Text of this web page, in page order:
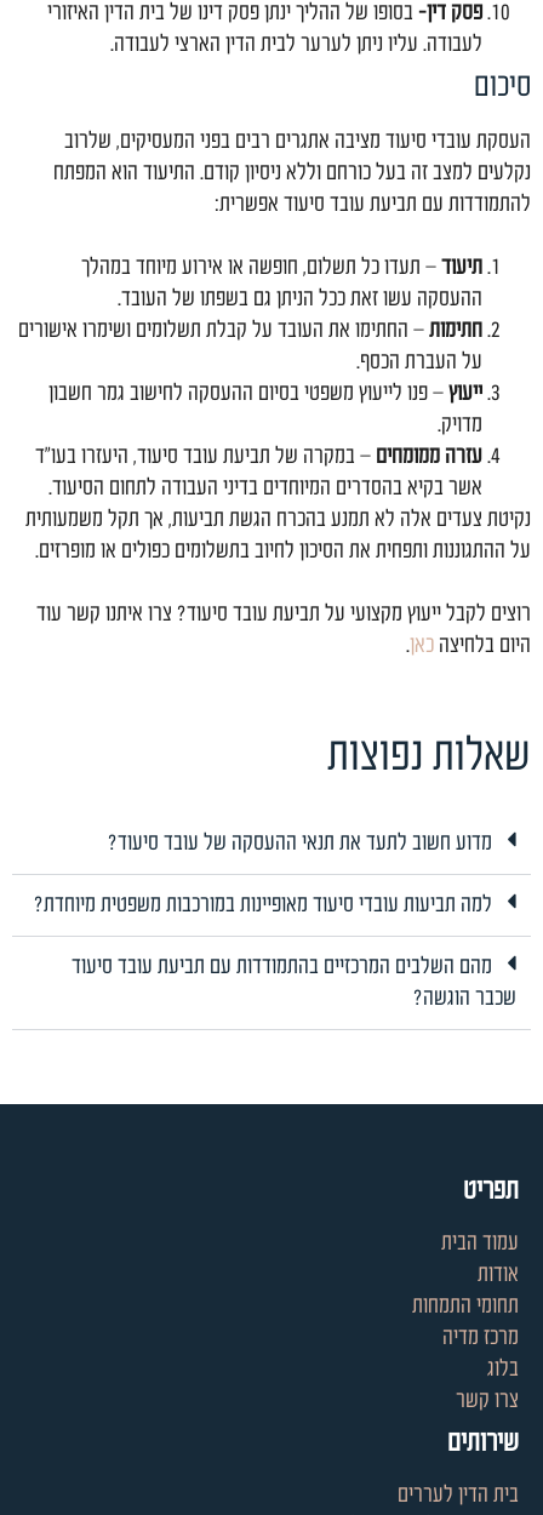
פסק דין- בסופו של ההליך ינתן פסק דינו של בית הדין האיזורי
לעבודה. עליו ניתן לערער לבית הדין הארצי לעבודה.
סיכום
העסקת עובדי סיעוד מציבה אתגרים רבים בפני המעסיקים, שלרוב
נקלעים למצב זה בעל כורחם וללא ניסיון קודם. התיעוד הוא המפתח
להתמודדות עם תביעת עובד סיעוד אפשרית:
תיעוד – תעדו כל תשלום, חופשה או אירוע מיוחד במהלך
ההעסקה עשו זאת ככל הניתן גם בשפתו של העובד.
חתימות – החתימו את העובד על קבלת תשלומים ושימרו אישורים
על העברת הכסף.
ייעוץ – פנו לייעוץ משפטי בסיום ההעסקה לחישוב גמר חשבון
מדויק.
עזרה ממומחים – במקרה של תביעת עובד סיעוד, היעזרו בעו"ד
אשר בקיא בהסדרים המיוחדים בדיני העבודה לתחום הסיעוד.
נקיטת צעדים אלה לא תמנע בהכרח הגשת תביעות, אך תקל משמעותית
על ההתגוננות ותפחית את הסיכון לחיוב בתשלומים כפולים או מופרזים.
רוצים לקבל ייעוץ מקצועי על תביעת עובד סיעוד? צרו איתנו קשר עוד
היום בלחיצה כאן.
שאלות נפוצות
מדוע חשוב לתעד את תנאי ההעסקה של עובד סיעוד?
למה תביעות עובדי סיעוד מאופיינות במורכבות משפטית מיוחדת?
מהם השלבים המרכזיים בהתמודדות עם תביעת עובד סיעוד
שכבר הוגשה?
תפריט
עמוד הבית
אודות
תחומי התמחות
מרכז מדיה
בלוג
צרו קשר
שירותים
בית הדין לעררים